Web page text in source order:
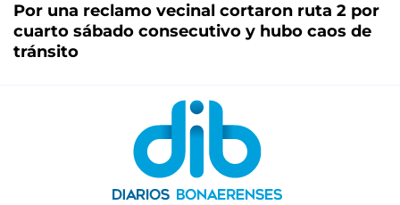
Por una reclamo vecinal cortaron ruta 2 por
cuarto sábado consecutivo y hubo caos de
tránsito